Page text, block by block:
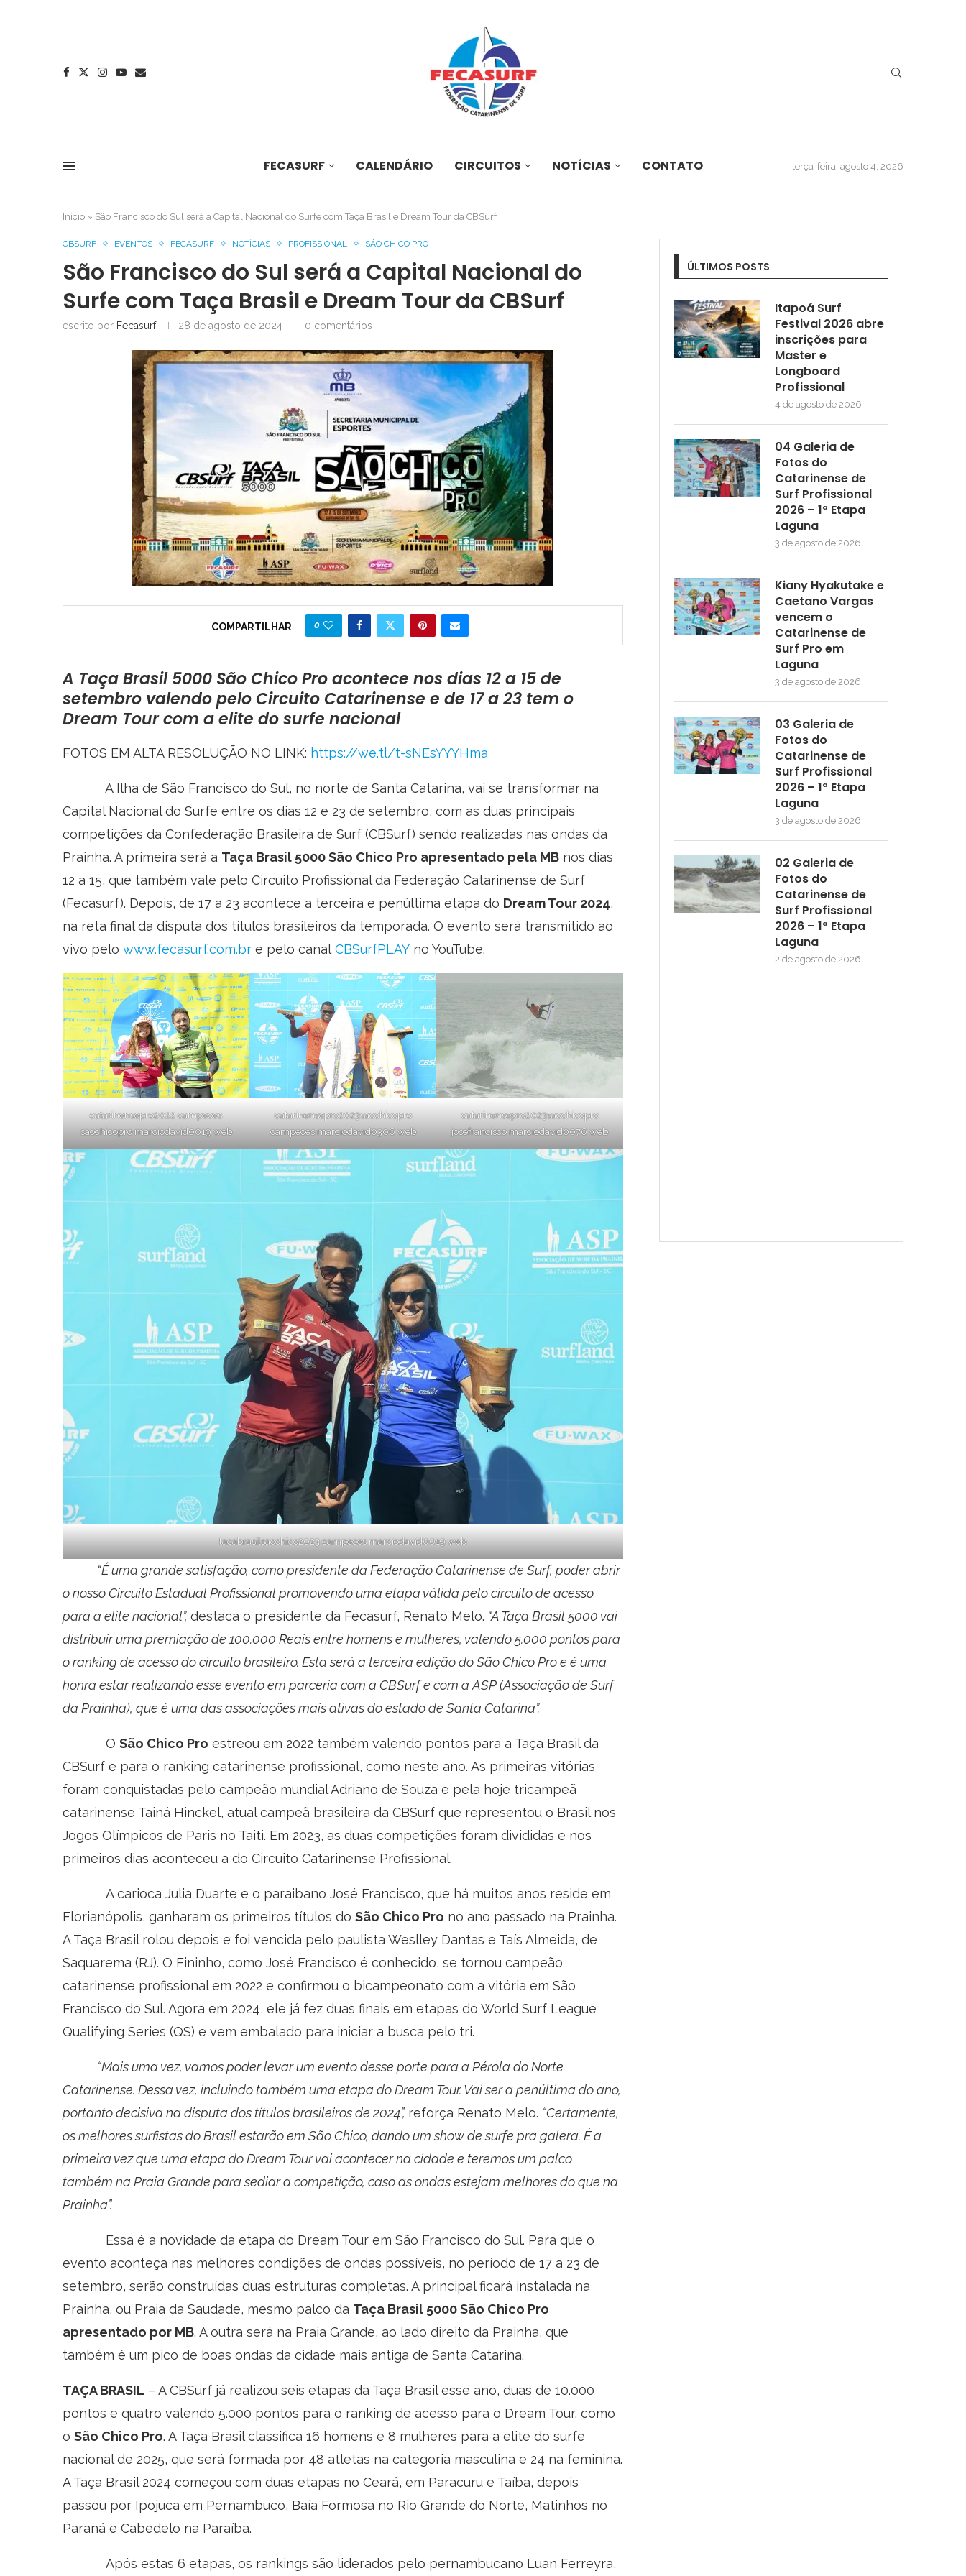
FECASURF CALENDÁRIO CIRCUITOS NOTÍCIAS CONTATO terça-feira, agosto 4, 2026
Início » São Francisco do Sul será a Capital Nacional do Surfe com Taça Brasil e Dream Tour da CBSurf
CBSURF EVENTOS FECASURF NOTÍCIAS PROFISSIONAL SÃO CHICO PRO
São Francisco do Sul será a Capital Nacional do
Surfe com Taça Brasil e Dream Tour da CBSurf
escrito por Fecasurf 28 de agosto de 2024 0 comentários
COMPARTILHAR 0
A Taça Brasil 5000 São Chico Pro acontece nos dias 12 a 15 de
setembro valendo pelo Circuito Catarinense e de 17 a 23 tem o
Dream Tour com a elite do surfe nacional
FOTOS EM ALTA RESOLUÇÃO NO LINK: https://we.tl/t-sNEsYYYHma
A Ilha de São Francisco do Sul, no norte de Santa Catarina, vai se transformar na
Capital Nacional do Surfe entre os dias 12 e 23 de setembro, com as duas principais
competições da Confederação Brasileira de Surf (CBSurf) sendo realizadas nas ondas da
Prainha. A primeira será a Taça Brasil 5000 São Chico Pro apresentado pela MB nos dias
12 a 15, que também vale pelo Circuito Profissional da Federação Catarinense de Surf
(Fecasurf). Depois, de 17 a 23 acontece a terceira e penúltima etapa do Dream Tour 2024,
na reta final da disputa dos títulos brasileiros da temporada. O evento será transmitido ao
vivo pelo www.fecasurf.com.br e pelo canal CBSurfPLAY no YouTube.
catarinensepro2022 campeoes
saochicopro marciodavid0019 web
catarinensepro2023saochicopro
campeoes marciodavid0306 web
catarinensepro2023saochicopro
josefrancisco marciodavid0076 web
tacabrasilsaochico2023 campeoes marciodavid0019 web
“É uma grande satisfação, como presidente da Federação Catarinense de Surf, poder abrir
o nosso Circuito Estadual Profissional promovendo uma etapa válida pelo circuito de acesso
para a elite nacional”, destaca o presidente da Fecasurf, Renato Melo. “A Taça Brasil 5000 vai
distribuir uma premiação de 100.000 Reais entre homens e mulheres, valendo 5.000 pontos para
o ranking de acesso do circuito brasileiro. Esta será a terceira edição do São Chico Pro e é uma
honra estar realizando esse evento em parceria com a CBSurf e com a ASP (Associação de Surf
da Prainha), que é uma das associações mais ativas do estado de Santa Catarina”.
O São Chico Pro estreou em 2022 também valendo pontos para a Taça Brasil da
CBSurf e para o ranking catarinense profissional, como neste ano. As primeiras vitórias
foram conquistadas pelo campeão mundial Adriano de Souza e pela hoje tricampeã
catarinense Tainá Hinckel, atual campeã brasileira da CBSurf que representou o Brasil nos
Jogos Olímpicos de Paris no Taiti. Em 2023, as duas competições foram divididas e nos
primeiros dias aconteceu a do Circuito Catarinense Profissional.
A carioca Julia Duarte e o paraibano José Francisco, que há muitos anos reside em
Florianópolis, ganharam os primeiros títulos do São Chico Pro no ano passado na Prainha.
A Taça Brasil rolou depois e foi vencida pelo paulista Weslley Dantas e Taís Almeida, de
Saquarema (RJ). O Fininho, como José Francisco é conhecido, se tornou campeão
catarinense profissional em 2022 e confirmou o bicampeonato com a vitória em São
Francisco do Sul. Agora em 2024, ele já fez duas finais em etapas do World Surf League
Qualifying Series (QS) e vem embalado para iniciar a busca pelo tri.
“Mais uma vez, vamos poder levar um evento desse porte para a Pérola do Norte
Catarinense. Dessa vez, incluindo também uma etapa do Dream Tour. Vai ser a penúltima do ano,
portanto decisiva na disputa dos títulos brasileiros de 2024”, reforça Renato Melo. “Certamente,
os melhores surfistas do Brasil estarão em São Chico, dando um show de surfe pra galera. É a
primeira vez que uma etapa do Dream Tour vai acontecer na cidade e teremos um palco
também na Praia Grande para sediar a competição, caso as ondas estejam melhores do que na
Prainha”.
Essa é a novidade da etapa do Dream Tour em São Francisco do Sul. Para que o
evento aconteça nas melhores condições de ondas possíveis, no período de 17 a 23 de
setembro, serão construídas duas estruturas completas. A principal ficará instalada na
Prainha, ou Praia da Saudade, mesmo palco da Taça Brasil 5000 São Chico Pro
apresentado por MB. A outra será na Praia Grande, ao lado direito da Prainha, que
também é um pico de boas ondas da cidade mais antiga de Santa Catarina.
TAÇA BRASIL – A CBSurf já realizou seis etapas da Taça Brasil esse ano, duas de 10.000
pontos e quatro valendo 5.000 pontos para o ranking de acesso para o Dream Tour, como
o São Chico Pro. A Taça Brasil classifica 16 homens e 8 mulheres para a elite do surfe
nacional de 2025, que será formada por 48 atletas na categoria masculina e 24 na feminina.
A Taça Brasil 2024 começou com duas etapas no Ceará, em Paracuru e Taíba, depois
passou por Ipojuca em Pernambuco, Baía Formosa no Rio Grande do Norte, Matinhos no
Paraná e Cabedelo na Paraíba.
Após estas 6 etapas, os rankings são liderados pelo pernambucano Luan Ferreyra,
ÚLTIMOS POSTS
Itapoá Surf
Festival 2026 abre
inscrições para
Master e
Longboard
Profissional
4 de agosto de 2026
04 Galeria de
Fotos do
Catarinense de
Surf Profissional
2026 – 1ª Etapa
Laguna
3 de agosto de 2026
Kiany Hyakutake e
Caetano Vargas
vencem o
Catarinense de
Surf Pro em
Laguna
3 de agosto de 2026
03 Galeria de
Fotos do
Catarinense de
Surf Profissional
2026 – 1ª Etapa
Laguna
3 de agosto de 2026
02 Galeria de
Fotos do
Catarinense de
Surf Profissional
2026 – 1ª Etapa
Laguna
2 de agosto de 2026